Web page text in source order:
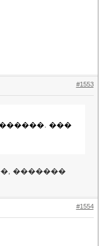
#1553
���
�������
#1554